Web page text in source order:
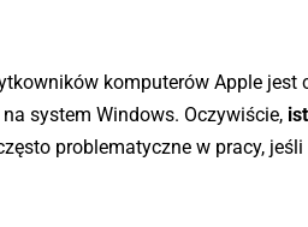
komputerów Apple
system Windows. Oczywiście,
problematyczne w pracy,